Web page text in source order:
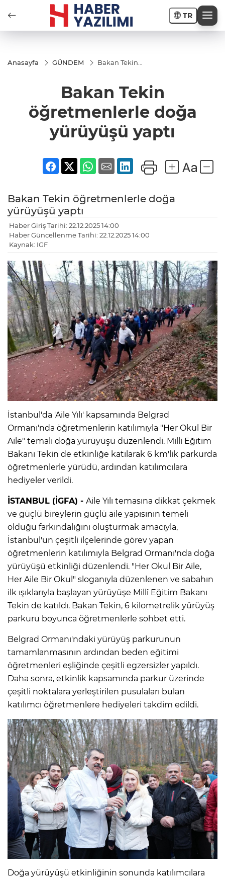
TR
Anasayfa GÜNDEM
Bakan Tekin
yürüyüşü
yaptı
Bakan Tekin
öğretmenlerle doğa
yürüyüşü yaptı
Bakan Tekin öğretmenlerle doğa
yürüyüşü yaptı
Haber Giriş Tarihi: 22.12.2025 14:00
Haber Güncellenme Tarihi: 22.12.2025 14:00
Kaynak: IGF
İstanbul'da 'Aile Yılı' kapsamında Belgrad
Ormanı'nda öğretmenlerin katılımıyla "Her Okul Bir
Aile" temalı doğa yürüyüşü düzenlendi. Milli Eğitim
Bakanı Tekin de etkinliğe katılarak 6 km'lik parkurda
öğretmenlerle yürüdü, ardından katılımcılara
hediyeler verildi.
İSTANBUL (İGFA) - Aile Yılı temasına dikkat çekmek
ve güçlü bireylerin güçlü aile yapısının temeli
olduğu farkındalığını oluşturmak amacıyla,
İstanbul'un çeşitli ilçelerinde görev yapan
öğretmenlerin katılımıyla Belgrad Ormanı'nda doğa
yürüyüşü etkinliği düzenlendi. "Her Okul Bir Aile,
Her Aile Bir Okul" sloganıyla düzenlenen ve sabahın
ilk ışıklarıyla başlayan yürüyüşe Millî Eğitim Bakanı
Tekin de katıldı. Bakan Tekin, 6 kilometrelik yürüyüş
parkuru boyunca öğretmenlerle sohbet etti.
Belgrad Ormanı'ndaki yürüyüş parkurunun
tamamlanmasının ardından beden eğitimi
öğretmenleri eşliğinde çeşitli egzersizler yapıldı.
Daha sonra, etkinlik kapsamında parkur üzerinde
çeşitli noktalara yerleştirilen pusulaları bulan
katılımcı öğretmenlere hediyeleri takdim edildi.
Doğa yürüyüşü etkinliğinin sonunda katılımcılara